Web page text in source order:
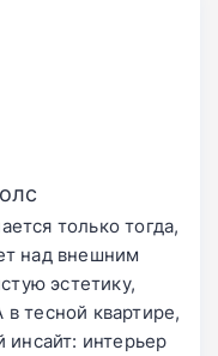
только тогда,
над внешним
эстетику,
тесной квартире,
инсайт: интерьер